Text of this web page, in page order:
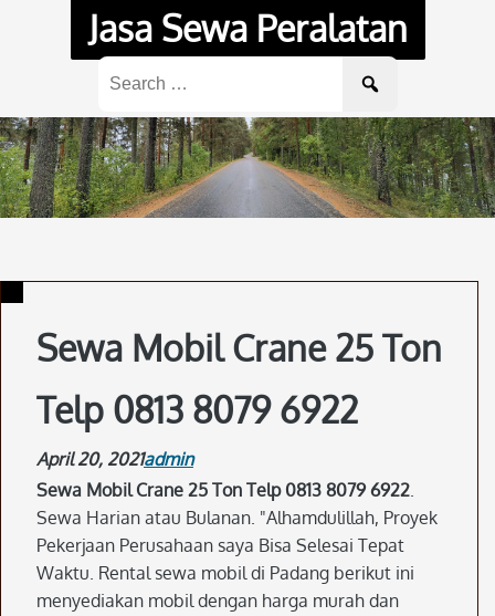
Jasa Sewa Peralatan
for:
Sewa Mobil Crane 25 Ton
Telp 0813 8079 6922
April 20, 2021admin
Sewa Mobil Crane 25 Ton Telp 0813 8079 6922.
Sewa Harian atau Bulanan. "Alhamdulillah, Proyek
Pekerjaan Perusahaan saya Bisa Selesai Tepat
Waktu. Rental sewa mobil di Padang berikut ini
menyediakan mobil dengan harga murah dan